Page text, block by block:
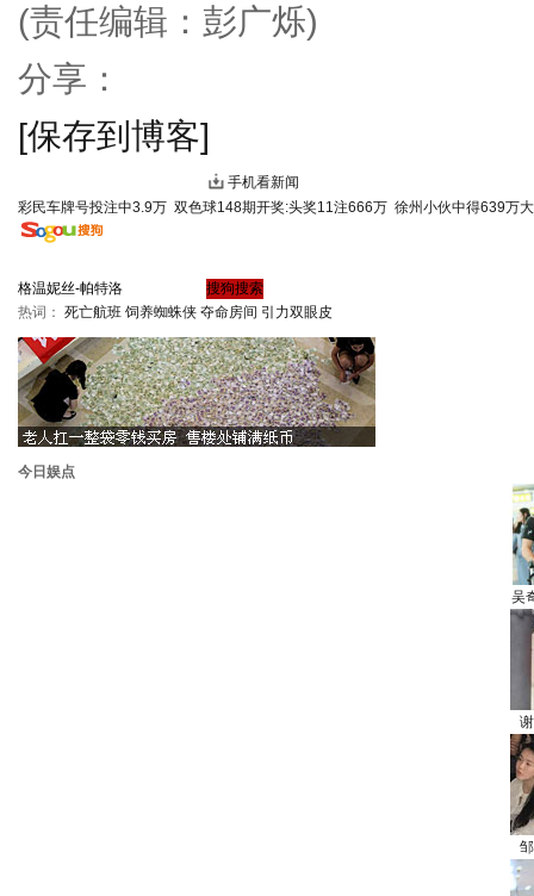
(责任编辑：彭广烁)
分享：
[保存到博客]
手机看新闻
彩民车牌号投注中3.9万 双色球148期开奖:头奖11注666万 徐州小伙中得639万
热词： 死亡航班 饲养蜘蛛侠 夺命房间 引力双眼皮
今日娱点
吴